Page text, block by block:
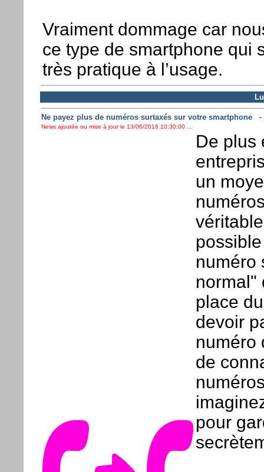
Vraiment dommage car
ce type de smartphone qui
très pratique à l’usage.
Ne payez plus de numéros surtaxés sur votre smartphone
News ajoutée ou mise à jour le 13/06/2016 10:30:00 ...
De plus
un
numéro
normal"
place
devoir
numéro
de
pour